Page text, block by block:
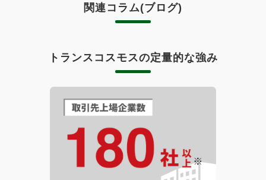
関連コラム(ブログ)
トランスコスモスの定量的な強み